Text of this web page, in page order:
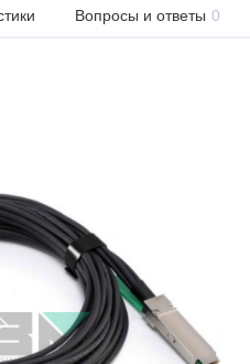
Вопросы и ответы 0